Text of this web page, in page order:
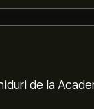
de la